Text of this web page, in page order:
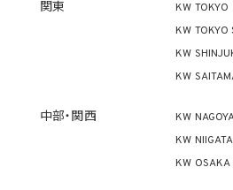
て、本人の同意を得ることが困難であるとき
行することに対して協力する必要がある場合であっ
事務の遂行に支障を及ぼすおそれがあるとき
個人データを学術研究目的で取り扱う必要があると
ある場合を除きます。）。
4.2 当社は、違法又は不当な行為を助長し、又は誘
関東
KW TOKYO
KW TOKYO
KW
KW
中部・関西
KW
KW NIIGATA
KW OSAKA